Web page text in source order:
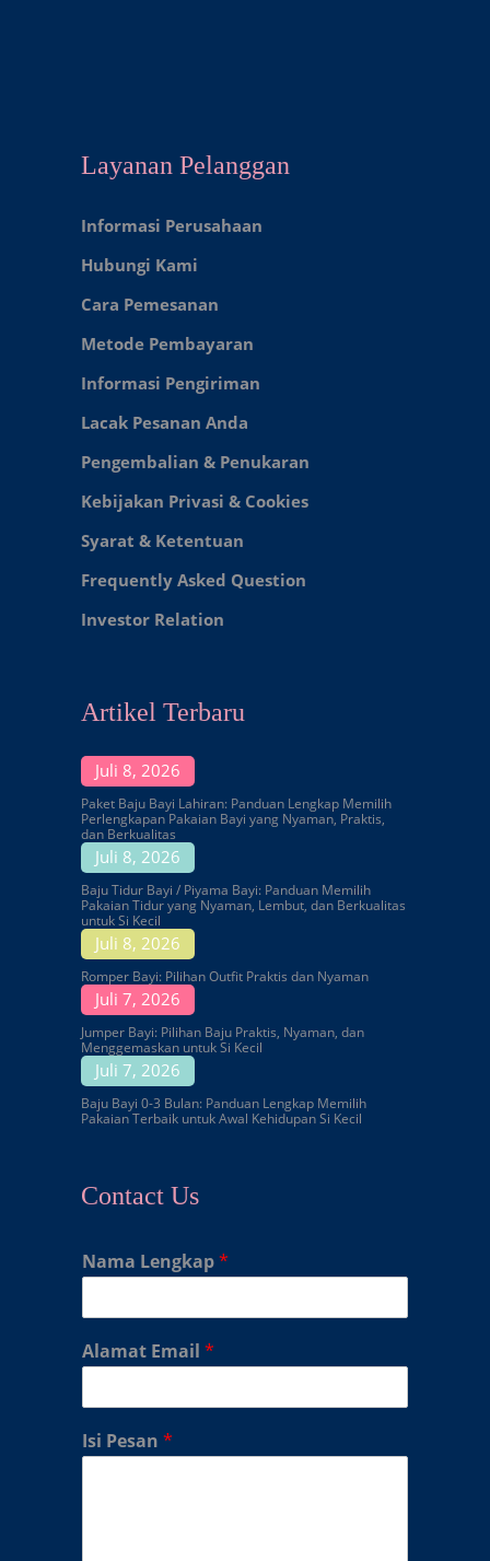
Layanan Pelanggan
Informasi Perusahaan
Hubungi Kami
Cara Pemesanan
Metode Pembayaran
Informasi Pengiriman
Lacak Pesanan Anda
Pengembalian & Penukaran
Kebijakan Privasi & Cookies
Syarat & Ketentuan
Frequently Asked Question
Investor Relation
Artikel Terbaru
Juli 8, 2026
Paket Baju Bayi Lahiran: Panduan Lengkap Memilih
Perlengkapan Pakaian Bayi yang Nyaman, Praktis,
dan Berkualitas
Juli 8, 2026
Baju Tidur Bayi / Piyama Bayi: Panduan Memilih
Pakaian Tidur yang Nyaman, Lembut, dan Berkualitas
untuk Si Kecil
Juli 8, 2026
Romper Bayi: Pilihan Outfit Praktis dan Nyaman
Juli 7, 2026
Jumper Bayi: Pilihan Baju Praktis, Nyaman, dan
Menggemaskan untuk Si Kecil
Juli 7, 2026
Baju Bayi 0-3 Bulan: Panduan Lengkap Memilih
Pakaian Terbaik untuk Awal Kehidupan Si Kecil
Contact Us
Nama Lengkap*
Alamat Email *
Isi Pesan *